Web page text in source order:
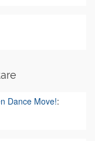
Dance Move!: